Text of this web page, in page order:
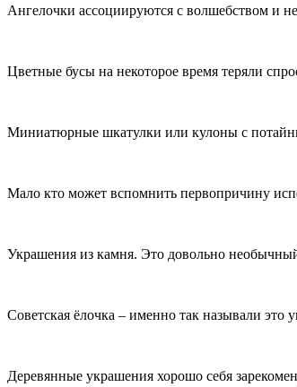
Ангелочки ассоциируются с волшебством и
Цветные бусы на некоторое время теряли
Миниатюрные шкатулки или кулоны с
Мало кто может вспомнить первопричину
Украшения из камня. Это довольно
Советская ёлочка – именно так называли
Деревянные украшения хорошо себя